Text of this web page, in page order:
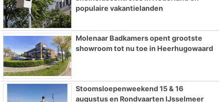
populaire vakantielanden
Molenaar Badkamers opent grootste
showroom tot nu toe in Heerhugowaard
Stoomsloepenweekend 15 & 16
augustus en Rondvaarten IJsselmeer